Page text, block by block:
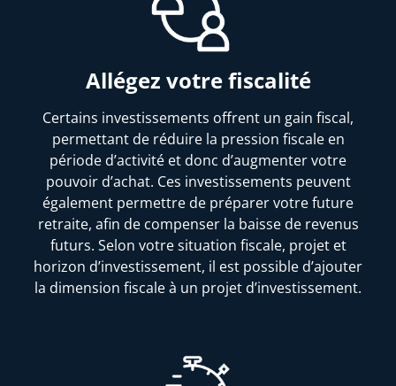
Allégez votre fiscalité
Certains investissements offrent un gain fiscal,
permettant de réduire la pression fiscale en
période d’activité et donc d’augmenter votre
pouvoir d’achat. Ces investissements peuvent
également permettre de préparer votre future
retraite, afin de compenser la baisse de revenus
futurs. Selon votre situation fiscale, projet et
horizon d’investissement, il est possible d’ajouter
la dimension fiscale à un projet d’investissement.